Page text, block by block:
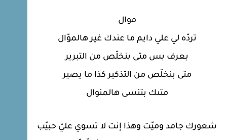
موال
تردّه لي علي دايم ما عندك غير هالموّال
بعرف بس متى بنخلّص من التبرير
متى بنخلّص من التذكير كذا ما يصير
متىك بتنسى هالمنوال
شعورك جامد وميّت وهذا إنت لا تسوي عليّ حبيّب